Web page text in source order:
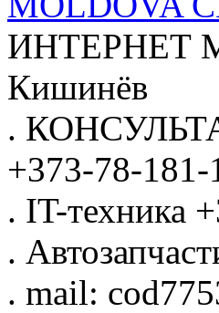
ИНТЕРНЕТ
Кишинёв
.
+373-78-181-
. IT-техника
.
. mail: